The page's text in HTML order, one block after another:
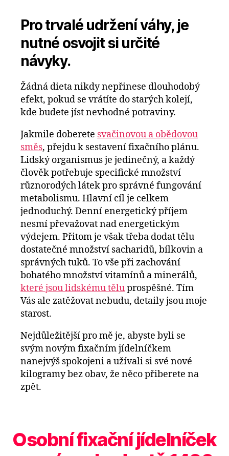
Pro trvalé udržení váhy, je
nutné osvojit si určité
návyky.
Žádná dieta nikdy nepřinese dlouhodobý
efekt, pokud se vrátíte do starých kolejí,
kde budete jíst nevhodné potraviny.
Jakmile doberete svačinovou a obědovou
směs, přejdu k sestavení fixačního plánu.
Lidský organismus je jedinečný, a každý
člověk potřebuje specifické množství
různorodých látek pro správné fungování
metabolismu. Hlavní cíl je celkem
jednoduchý. Denní energetický příjem
nesmí převažovat nad energetickým
výdejem. Přitom je však třeba dodat tělu
dostatečné množství sacharidů, bílkovin a
správných tuků. To vše při zachování
bohatého množství vitamínů a minerálů,
které jsou lidskému těluprospěšné. Tím
Vás ale zatěžovat nebudu, detaily jsou moje
starost.
Nejdůležitější pro mě je, abyste byli se
svým novým fixačním jídelníčkem
nanejvýš spokojeni a užívali si své nové
kilogramy bez obav, že něco přiberete na
zpět.
Osobní fixační jídelníček